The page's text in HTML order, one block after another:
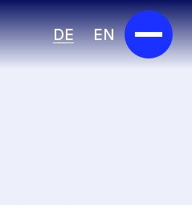
DE EN